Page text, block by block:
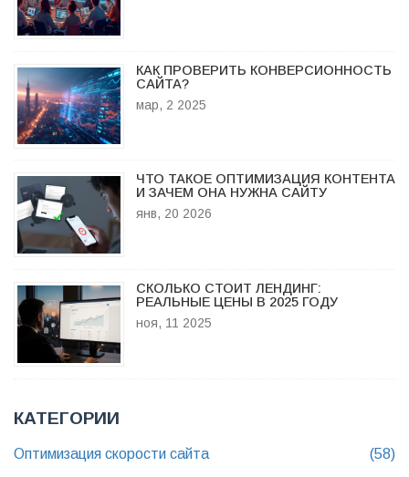
КАК ПРОВЕРИТЬ КОНВЕРСИОННОСТЬ
САЙТА?
мар, 2 2025
ЧТО ТАКОЕ ОПТИМИЗАЦИЯ КОНТЕНТА
И ЗАЧЕМ ОНА НУЖНА САЙТУ
янв, 20 2026
СКОЛЬКО СТОИТ ЛЕНДИНГ:
РЕАЛЬНЫЕ ЦЕНЫ В 2025 ГОДУ
ноя, 11 2025
КАТЕГОРИИ
Оптимизация скорости сайта (58)